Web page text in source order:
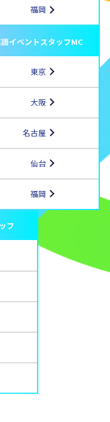
福岡
イベントスタッフMC
東京
大阪
名古屋
仙台
福岡
フ